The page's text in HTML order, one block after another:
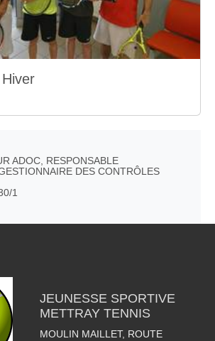
ADOC, RESPONSABLE
DES CONTRÔLES
1
JEUNESSE SPORTIVE
METTRAY TENNIS
MOULIN MAILLET, ROUTE